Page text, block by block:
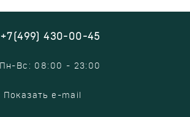
+7(499) 430-00-45
Пн-Вс: 08:00 - 23:00
Показать e-mail